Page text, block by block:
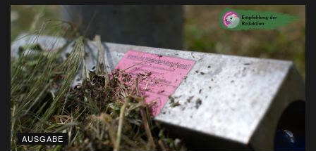
AUSGABE